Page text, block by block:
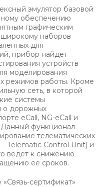
эмулятор базовой
обеспечению
графическим
широкому наборов
для
прибор найдет
устройств
моделирования
режимов работы. Кроме
сеть, в которой
системы
о дорожных
eCall, NG-eCall и
функционал
телематических
Telematic Control Unit) и
ведет к снижению
ее сроков.
сертификат»